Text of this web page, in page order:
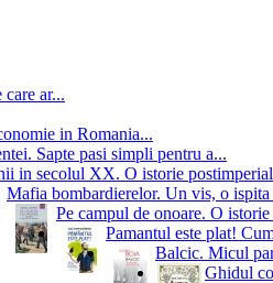
ar...
in Romania...
Sapte pasi simpli pentru a...
in secolul XX. O istorie
Mafia bombardierelor. Un vis, o ispita
Pe campul de onoare. O
Pamantul este plat!
Balcic. Micul
Ghidul